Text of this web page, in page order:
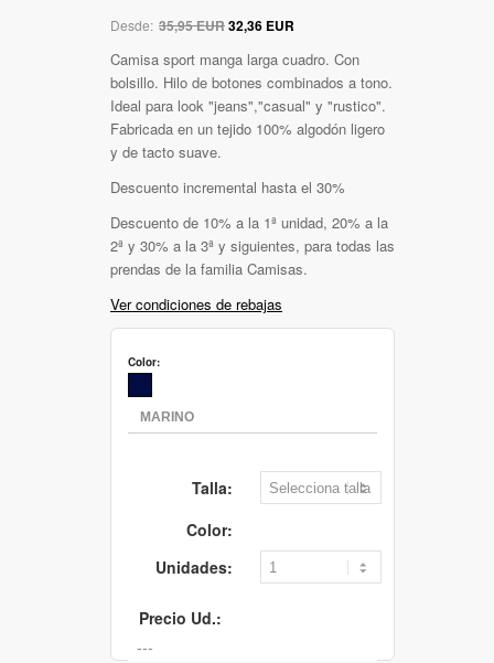
Desde: 35,95 EUR32,36 EUR
Camisa sport manga larga cuadro. Con
bolsillo. Hilo de botones combinados a tono.
Ideal para look "jeans","casual" y "rustico".
Fabricada en un tejido 100% algodón ligero
y de tacto suave.
Descuento incremental hasta el 30%
Descuento de 10% a la 1ª unidad, 20% a la
2ª y 30% a la 3ª y siguientes, para todas las
prendas de la familia Camisas.
Ver condiciones de rebajas
Color:
Talla:
Color:
Unidades:
Precio Ud.: